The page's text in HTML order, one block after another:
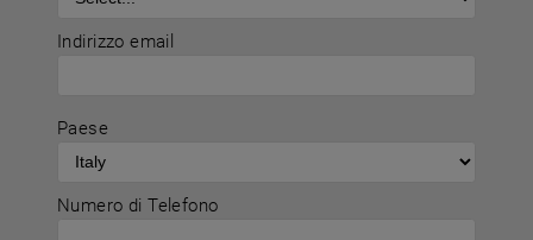
Indirizzo email
Paese
Numero di Telefono